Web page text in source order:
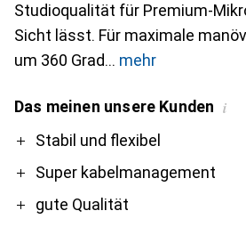
Studioqualität für Premium-
Sicht lässt. Für maximale
um 360 Grad
mehr
Das meinen unsere Kunden i
ProStabil und flexibel
Super kabelmanagement
gute Qualität
Contra